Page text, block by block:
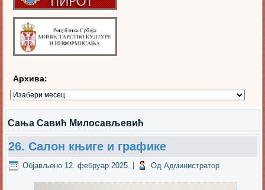
Архива:
Архива:
Сања Савић Милосављевић
26. Салон књиге и графике
Објављено 12. фебруар 2025. Од Администратор